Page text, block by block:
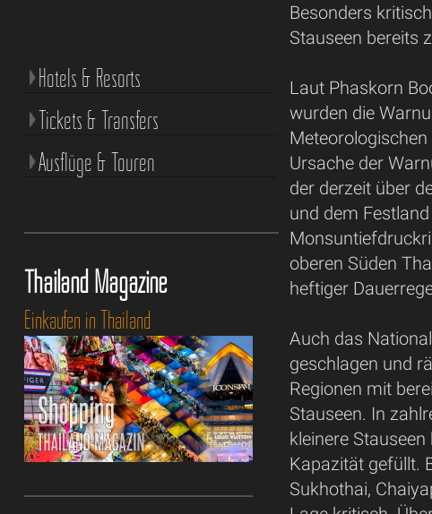
Besonders
Stauseen bereits
Laut Phaskorn
wurden die
Ursache der
der derzeit über
und dem
oberen Süden
heftiger
Auch das
geschlagen und
Regionen mit
Stauseen. In
kleinere
Kapazität gefüllt.
Sukhothai,
Hotels & Resorts
Tickets & Transfers
Ausflüge & Touren
Thailand Magazine
Einkaufen in Thailand